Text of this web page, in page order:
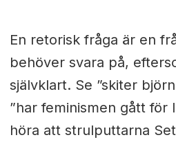
En retorisk fråga är en
behöver svara på,
självklart. Se ”skiter
”har feminismen gått för
höra att strulputtarna